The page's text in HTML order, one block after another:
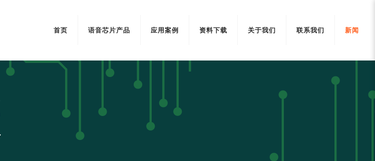
首页 语音芯片产品 应用案例 资料下载 关于我们 联系我们 新闻